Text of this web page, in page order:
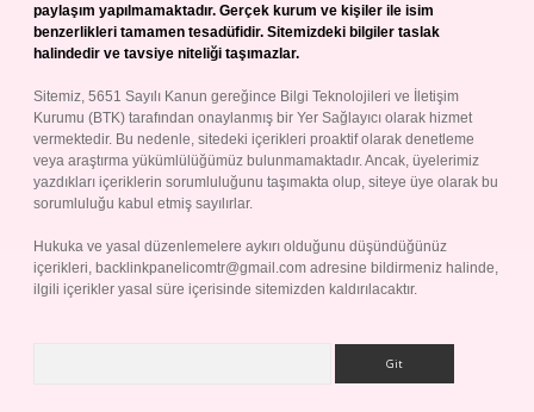
paylaşım yapılmamaktadır. Gerçek kurum ve kişiler ile isim
benzerlikleri tamamen tesadüfidir. Sitemizdeki bilgiler taslak
halindedir ve tavsiye niteliği taşımazlar.
Sitemiz, 5651 Sayılı Kanun gereğince Bilgi Teknolojileri ve İletişim
Kurumu (BTK) tarafından onaylanmış bir Yer Sağlayıcı olarak hizmet
vermektedir. Bu nedenle, sitedeki içerikleri proaktif olarak denetleme
veya araştırma yükümlülüğümüz bulunmamaktadır. Ancak, üyelerimiz
yazdıkları içeriklerin sorumluluğunu taşımakta olup, siteye üye olarak bu
sorumluluğu kabul etmiş sayılırlar.
Hukuka ve yasal düzenlemelere aykırı olduğunu düşündüğünüz
içerikleri, backlinkpanelicomtr@gmail.com adresine bildirmeniz halinde,
ilgili içerikler yasal süre içerisinde sitemizden kaldırılacaktır.